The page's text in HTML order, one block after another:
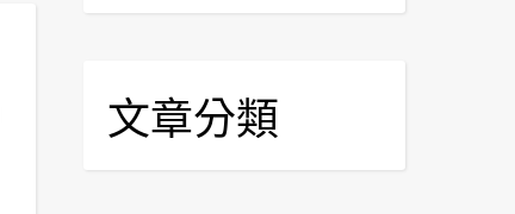
文章分類